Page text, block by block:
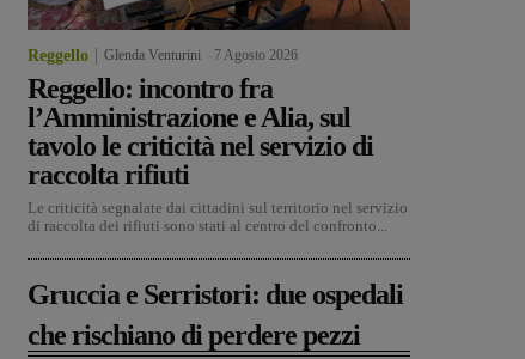
Reggello Glenda Venturini 7 Agosto 2026
Reggello: incontro fra
l’Amministrazione e Alia, sul
tavolo le criticità nel servizio di
raccolta rifiuti
Le criticità segnalate dai cittadini sul territorio nel servizio
di raccolta dei rifiuti sono stati al centro del confronto...
Gruccia e Serristori: due ospedali
che rischiano di perdere pezzi